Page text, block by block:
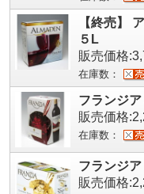
【終売】
５L
販売価格
在庫数：
フランジ
販売価格
在庫数：
フランジ
販売価格